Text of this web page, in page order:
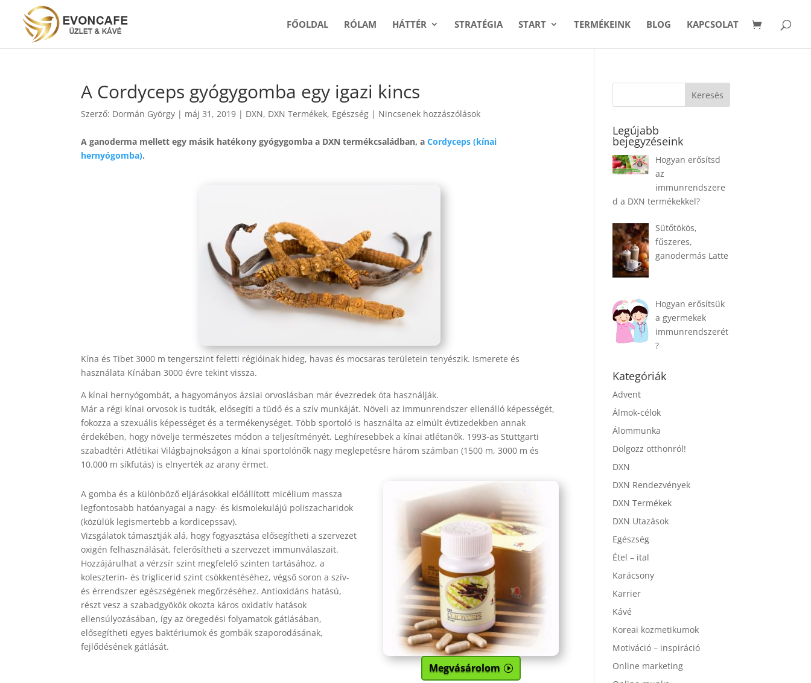
FŐOLDAL RÓLAM HÁTTÉR STRATÉGIA START TERMÉKEINK BLOG KAPCSOLAT
A Cordyceps gyógygomba egy igazi kincs
Szerző: Dormán György | máj 31, 2019 | DXN, DXN Termékek, Egészség | Nincsenek hozzászólások
A ganoderma mellett egy másik hatékony gyógygomba a DXN termékcsaládban, aCordyceps (kínai
hernyógomba).
Kína és Tibet 3000 m tengerszint feletti régióinak hideg, havas és mocsaras területein tenyészik. Ismerete és
használata Kínában 3000 évre tekint vissza.
A kínai hernyógombát, a hagyományos ázsiai orvoslásban már évezredek óta használják.
Már a régi kínai orvosok is tudták, elősegíti a tüdő és a szív munkáját. Növeli az immunrendszer ellenálló képességét,
fokozza a szexuális képességet és a termékenységet. Több sportoló is használta az elmúlt évtizedekben annak
érdekében, hogy növelje természetes módon a teljesítményét. Leghíresebbek a kínai atlétanők. 1993-as Stuttgarti
szabadtéri Atlétikai Világbajnokságon a kínai sportolónők nagy meglepetésre három számban (1500 m, 3000 m és
10.000 m síkfutás) is elnyerték az arany érmet.
A gomba és a különböző eljárásokkal előállított micélium massza
legfontosabb hatóanyagai a nagy- és kismolekulájú poliszacharidok
(közülük legismertebb a kordicepssav).
Vizsgálatok támasztják alá, hogy fogyasztása elősegítheti a szervezet
oxigén felhasználását, felerősítheti a szervezet immunválaszait.
Hozzájárulhat a vérzsír szint megfelelő szinten tartásához, a
koleszterin- és triglicerid szint csökkentéséhez, végső soron a szív-
és érrendszer egészségének megőrzéséhez. Antioxidáns hatású,
részt vesz a szabadgyökök okozta káros oxidatív hatások
ellensúlyozásában, így az öregedési folyamatok gátlásában,
elősegítheti egyes baktériumok és gombák szaporodásának,
fejlődésének gátlását.
Megvásárolom
Legújabb
bejegyzéseink
Hogyan erősítsd
az
immunrendszere
d a DXN termékekkel?
Sütőtökös,
fűszeres,
ganodermás Latte
Hogyan erősítsük
a gyermekek
immunrendszerét
?
Kategóriák
Advent
Álmok-célok
Álommunka
Dolgozz otthonról!
DXN
DXN Rendezvények
DXN Termékek
DXN Utazások
Egészség
Étel – ital
Karácsony
Karrier
Kávé
Koreai kozmetikumok
Motiváció – inspiráció
Online marketing